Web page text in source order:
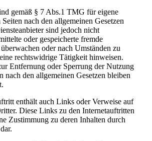
gemäß § 7 Abs.1 TMG für eigene
nach den allgemeinen Gesetzen
sind jedoch nicht
oder gespeicherte fremde
oder nach Umständen zu
rechtswidrige Tätigkeit hinweisen.
Entfernung oder Sperrung der Nutzung
nach den allgemeinen Gesetzen bleiben
enthält auch Links oder Verweise auf
Diese Links zu den Internetauftritten
Zustimmung zu deren Inhalten durch